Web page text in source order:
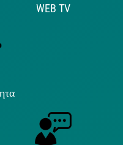
WEB TV